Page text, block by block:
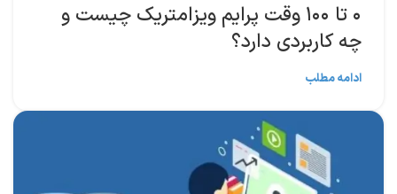
۰ تا ۱۰۰ وقت پرایم ویزامتریک چیست و
چه کاربردی دارد؟
ادامه مطلب